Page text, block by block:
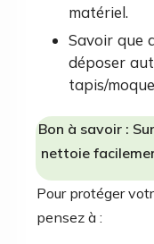
matériel.
Savoir que
déposer
tapis/
Bon à savoir :
nettoie
Pour protéger
pensez à :